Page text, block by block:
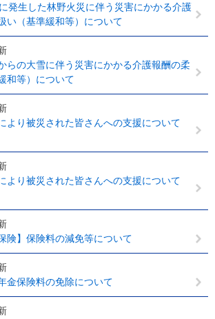
発生した林野火災に伴う災害にかかる介護
い（基準緩和等）について
らの大雪に伴う災害にかかる介護報酬の柔
和等）について
より被災された皆さんへの支援について
より被災された皆さんへの支援について
険】保険料の減免等について
金保険料の免除について